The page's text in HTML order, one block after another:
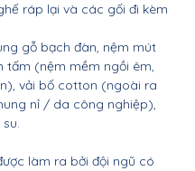
ráp lại và các gối đi kèm
gỗ bạch đàn, nệm mút
tấm (nệm mềm ngồi êm,
vải bố cotton (ngoài ra
nỉ / da công nghiệp),
làm ra bởi đội ngũ có